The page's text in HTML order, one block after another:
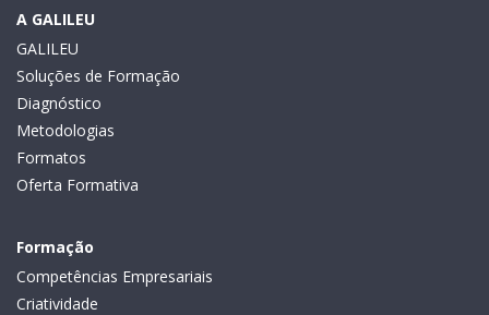
A GALILEU
GALILEU
Soluções de Formação
Diagnóstico
Metodologias
Formatos
Oferta Formativa
Formação
Competências Empresariais
Criatividade